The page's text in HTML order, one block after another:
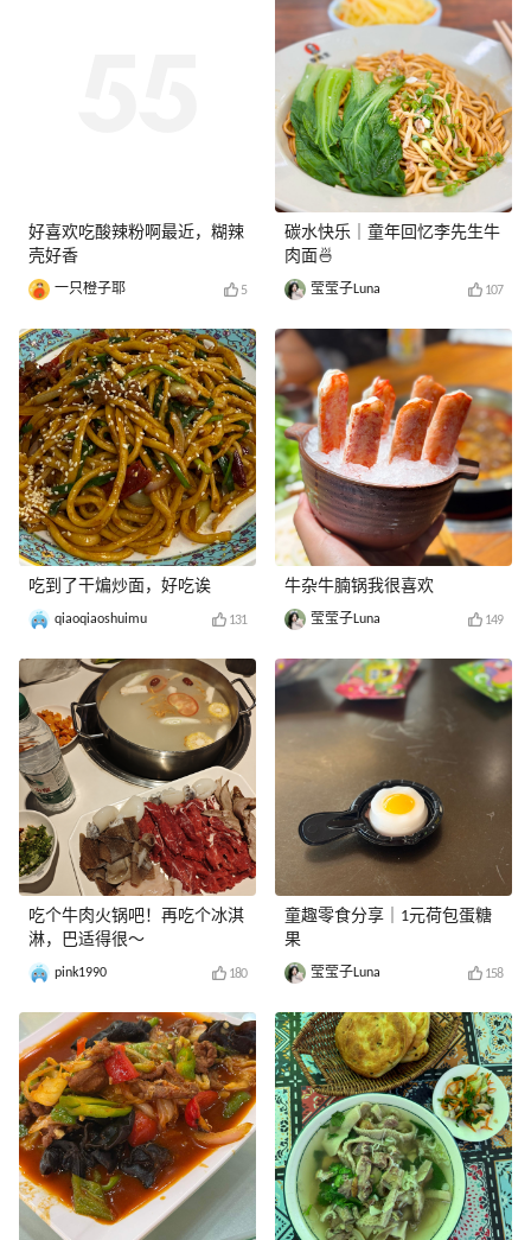
好喜欢吃酸辣粉啊最近，糊辣
壳好香
一只橙子耶 5
吃到了干煸炒面，好吃诶
qiaoqiaoshuimu 131
吃个牛肉火锅吧！再吃个冰淇
淋，巴适得很～
pink1990 180
碳水快乐｜童年回忆李先生牛
肉面🍜
莹莹子Luna 107
牛杂牛腩锅我很喜欢
莹莹子Luna 149
童趣零食分享｜1元荷包蛋糖
果
莹莹子Luna 158